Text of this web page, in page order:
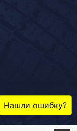
Нашли ошибку?